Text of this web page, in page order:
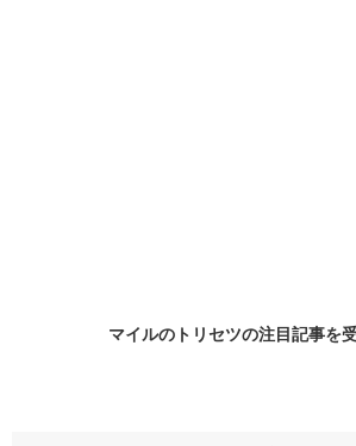
マイルのトリセツの注目記事を